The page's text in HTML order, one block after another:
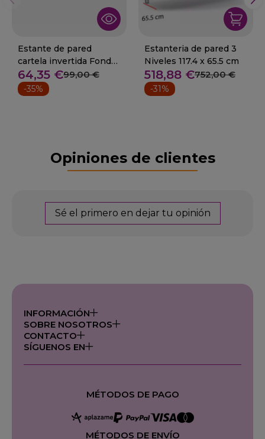
Estante de pared
cartela invertida Fondo
25 cm
64,35 €99,00 €
-35%
Estanteria de pared 3
Niveles 117.4 x 65.5 cm
518,88 €752,00 €
-31%
Opiniones de clientes
Sé el primero en dejar tu opinión
INFORMACIÓN
SOBRE NOSOTROS
CONTACTO
SÍGUENOS EN
MÉTODOS DE PAGO
MÉTODOS DE ENVÍO